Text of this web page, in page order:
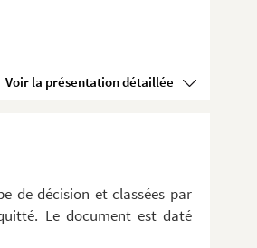
Voir la présentation détaillée
de décision et classées par
Le document est daté